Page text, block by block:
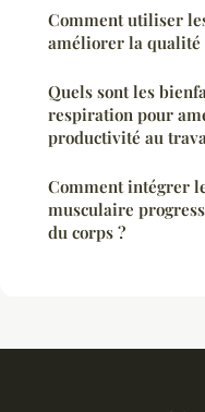
Comment utiliser
améliorer la
Quels sont les
respiration pour
productivité au
Comment intégrer
musculaire
du corps ?